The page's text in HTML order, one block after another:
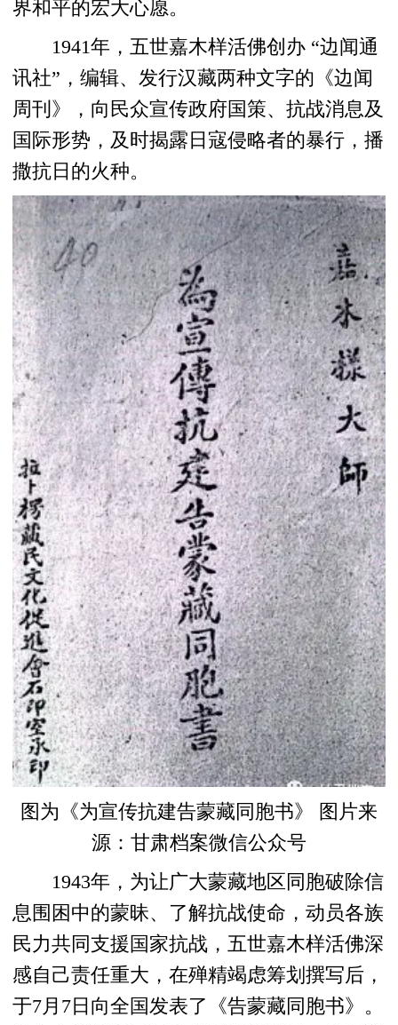
界和平的宏大心愿。
1941年，五世嘉木样活佛创办 “边闻通
讯社”，编辑、发行汉藏两种文字的《边闻
周刊》，向民众宣传政府国策、抗战消息及
国际形势，及时揭露日寇侵略者的暴行，播
撒抗日的火种。
图为《为宣传抗建告蒙藏同胞书》 图片来
源：甘肃档案微信公众号
1943年，为让广大蒙藏地区同胞破除信
息围困中的蒙昧、了解抗战使命，动员各族
民力共同支援国家抗战，五世嘉木样活佛深
感自己责任重大，在殚精竭虑筹划撰写后，
于7月7日向全国发表了《告蒙藏同胞书》。